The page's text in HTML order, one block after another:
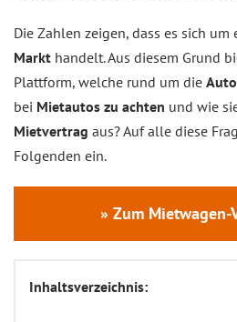
Die Zahlen zeigen, dass es sich um
Markt handelt. Aus diesem Grund
Plattform, welche rund um die
bei Mietautos zu achten und wie
Mietvertrag aus? Auf alle diese
Folgenden ein.
» Zum Mietwagen-
Inhaltsverzeichnis: